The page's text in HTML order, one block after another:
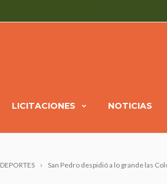
LICITACIONES NOTICIAS
DEPORTES San Pedro despidió a lo grande las